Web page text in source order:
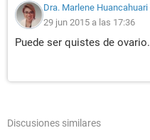
Dra. Marlene Huancahuari
29 jun 2015 a las 17:36
Puede ser quistes de ovario.
Discusiones similares